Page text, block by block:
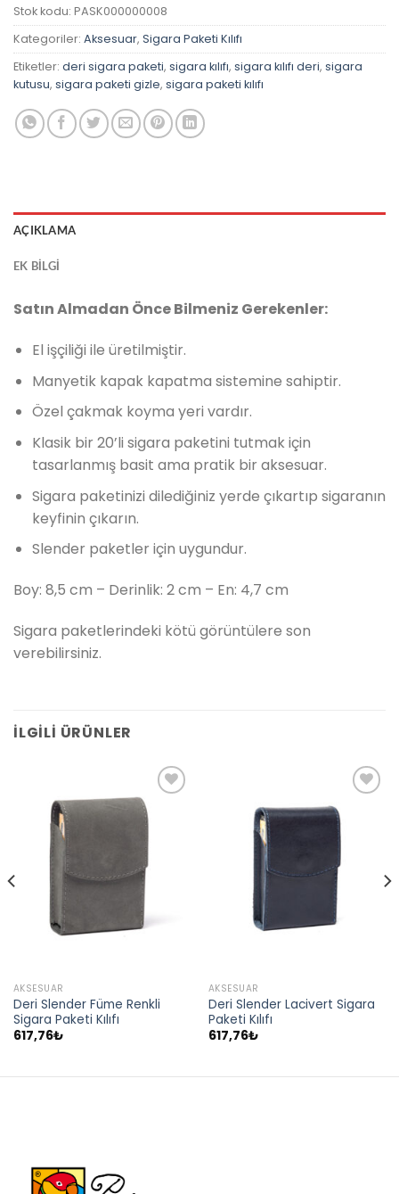
Stok kodu: PASK000000008
Kategoriler: Aksesuar, Sigara Paketi Kılıfı
Etiketler: deri sigara paketi, sigara kılıfı, sigara kılıfı deri, sigara
kutusu, sigara paketi gizle, sigara paketi kılıfı
AÇIKLAMA
EK BILGI
Satın Almadan Önce Bilmeniz Gerekenler:
El işçiliği ile üretilmiştir.
Manyetik kapak kapatma sistemine sahiptir.
Özel çakmak koyma yeri vardır.
Klasik bir 20’li sigara paketini tutmak için
tasarlanmış basit ama pratik bir aksesuar.
Sigara paketinizi dilediğiniz yerde çıkartıp sigaranın
keyfinin çıkarın.
Slender paketler için uygundur.
Boy: 8,5 cm – Derinlik: 2 cm – En: 4,7 cm
Sigara paketlerindeki kötü görüntülere son
verebilirsiniz.
İLGILI ÜRÜNLER
AKSESUAR
Deri Slender Füme Renkli
Sigara Paketi Kılıfı
617,76₺
AKSESUAR
Deri Slender Lacivert Sigara
Paketi Kılıfı
617,76₺